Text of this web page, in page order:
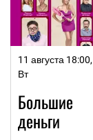
11 августа 18:00,
Вт
Большие
деньги